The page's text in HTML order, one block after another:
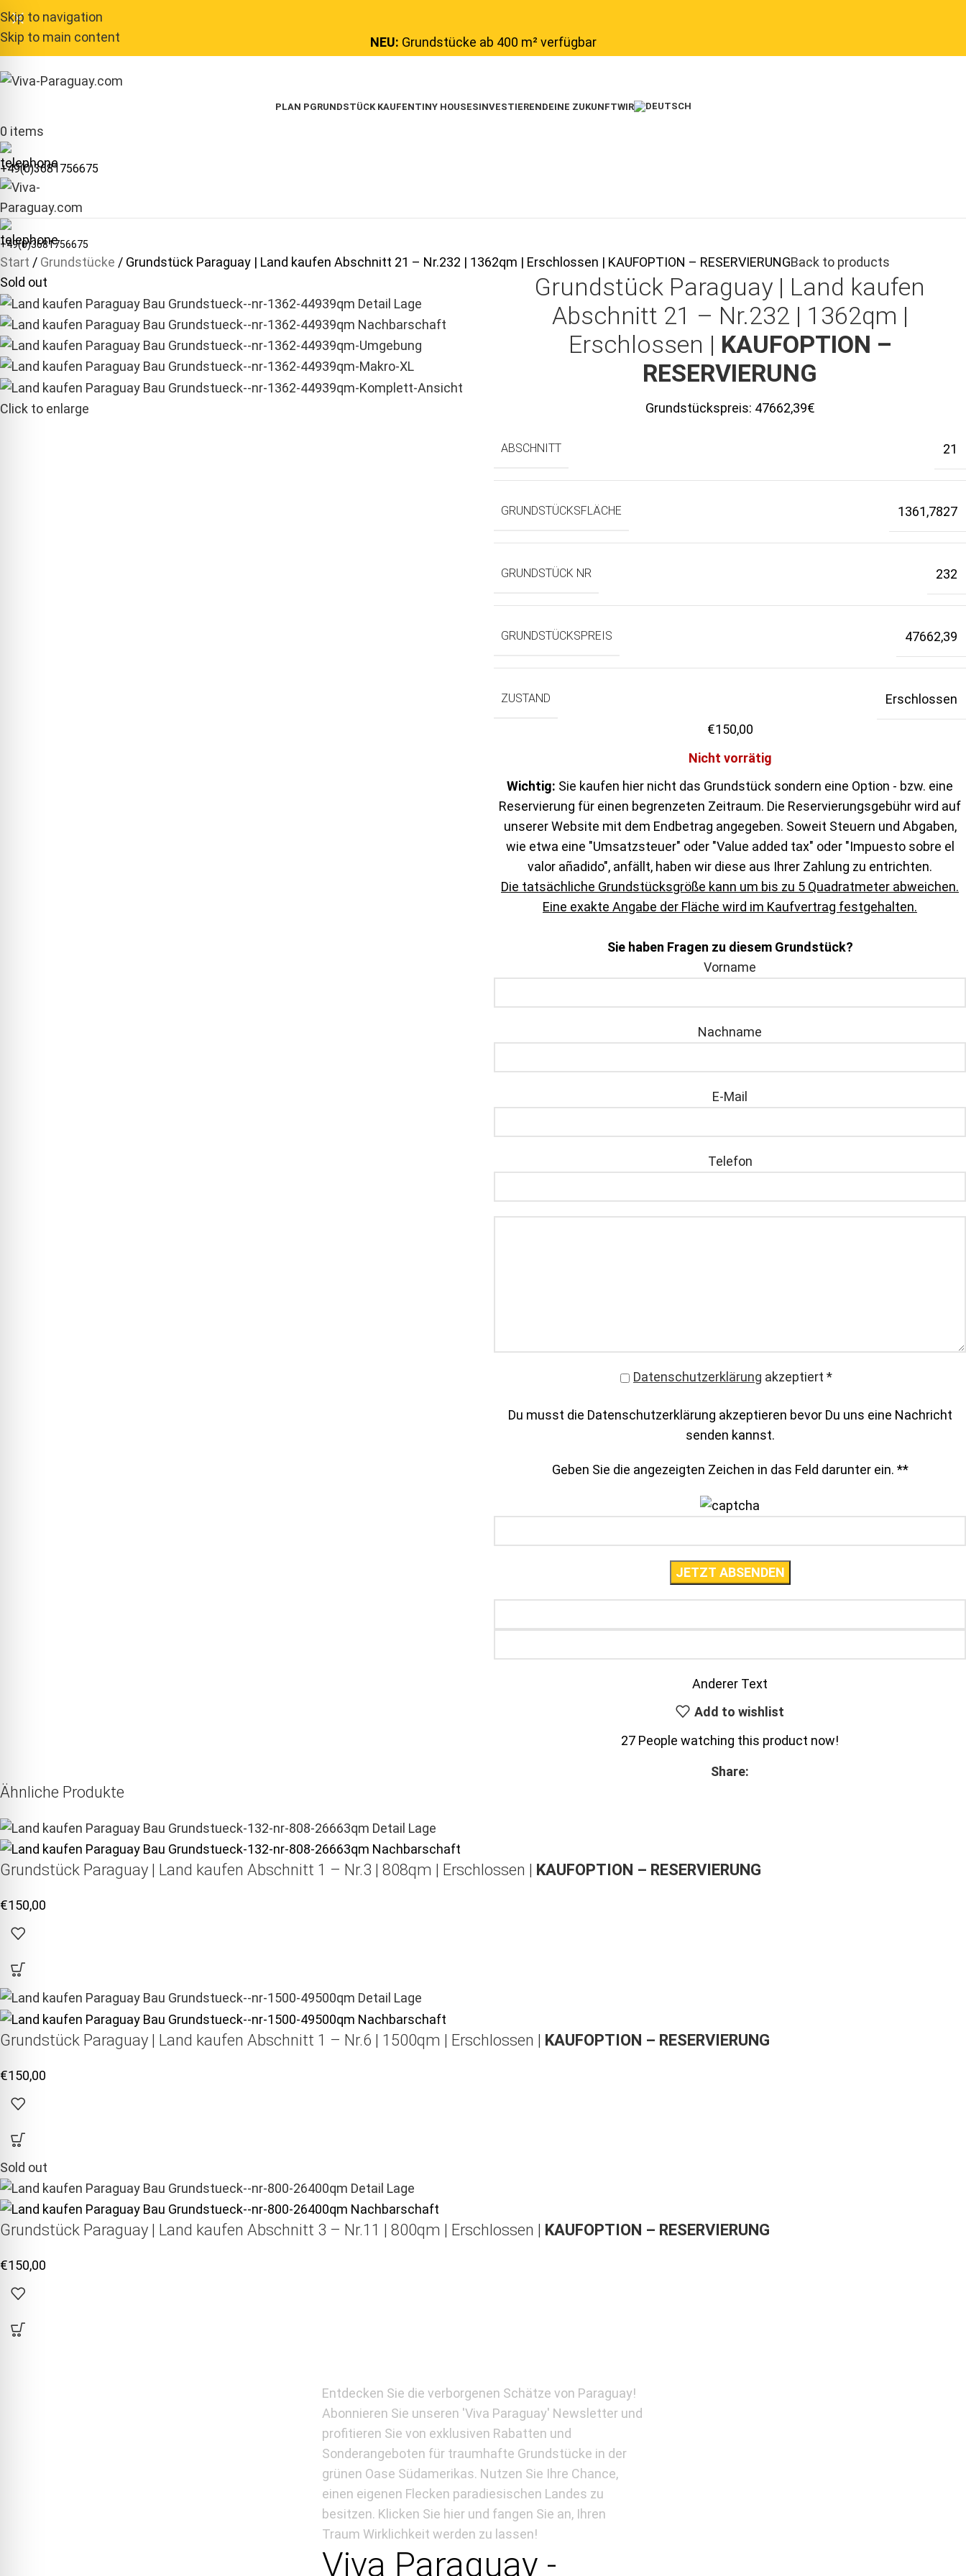
Skip to navigation
Skip to main content
NEU: Grundstücke ab 400 m² verfügbar
PLAN PGRUNDSTÜCK KAUFENTINY HOUSESINVESTIERENDEINE ZUKUNFTWIR
0 items
+49(0)3681756675
+49(0)3681756675
Start Grundstücke Grundstück Paraguay | Land kaufen Abschnitt 21 – Nr.232 | 1362qm | Erschlossen | KAUFOPTION – RESERVIERUNGBack to products
Sold out
Click to enlarge
Grundstück Paraguay | Land kaufen
Abschnitt 21 – Nr.232 | 1362qm |
Erschlossen | KAUFOPTION –
RESERVIERUNG
Grundstückspreis: 47662,39€
ABSCHNITT 21
GRUNDSTÜCKSFLÄCHE 1361,7827
GRUNDSTÜCK NR 232
GRUNDSTÜCKSPREIS 47662,39
ZUSTAND
Erschlossen
€150,00
Nicht vorrätig
Wichtig: Sie kaufen hier nicht das Grundstück sondern eine Option - bzw. eine
Reservierung für einen begrenzeten Zeitraum. Die Reservierungsgebühr wird auf
unserer Website mit dem Endbetrag angegeben. Soweit Steuern und Abgaben,
wie etwa eine "Umsatzsteuer" oder "Value added tax" oder "Impuesto sobre el
valor añadido", anfällt, haben wir diese aus Ihrer Zahlung zu entrichten.
Die tatsächliche Grundstücksgröße kann um bis zu 5 Quadratmeter abweichen.
Eine exakte Angabe der Fläche wird im Kaufvertrag festgehalten.
Sie haben Fragen zu diesem Grundstück?
Vorname
Nachname
E-Mail
Telefon
Datenschutzerklärung akzeptiert *
Du musst die Datenschutzerklärung akzeptieren bevor Du uns eine Nachricht
senden kannst.
Geben Sie die angezeigten Zeichen in das Feld darunter ein. **
Anderer Text
Add to wishlist
27 People watching this product now!
Share:
Ähnliche Produkte
Grundstück Paraguay | Land kaufen Abschnitt 1 – Nr.3 | 808qm | Erschlossen | KAUFOPTION – RESERVIERUNG
€150,00
Grundstück Paraguay | Land kaufen Abschnitt 1 – Nr.6 | 1500qm | Erschlossen | KAUFOPTION – RESERVIERUNG
€150,00
Sold out
Grundstück Paraguay | Land kaufen Abschnitt 3 – Nr.11 | 800qm | Erschlossen | KAUFOPTION – RESERVIERUNG
€150,00
Entdecken Sie die verborgenen Schätze von Paraguay!
Abonnieren Sie unseren 'Viva Paraguay' Newsletter und
profitieren Sie von exklusiven Rabatten und
Sonderangeboten für traumhafte Grundstücke in der
grünen Oase Südamerikas. Nutzen Sie Ihre Chance,
einen eigenen Flecken paradiesischen Landes zu
besitzen. Klicken Sie hier und fangen Sie an, Ihren
Traum Wirklichkeit werden zu lassen!
Viva Paraguay -